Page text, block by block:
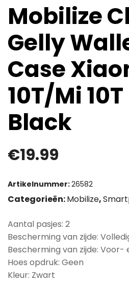
Mobilize
Gelly
Case
10T/Mi
Black
€19.99
Artikelnummer:26582
Categorieën:Mobilize,
Aantal pasjes: 2
Bescherming van zijde:
Bescherming van zijde:
Hoes opdruk: Geen
Kleur: Zwart